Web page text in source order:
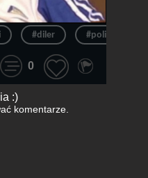
#diler #policjant
0
:)
komentarze.